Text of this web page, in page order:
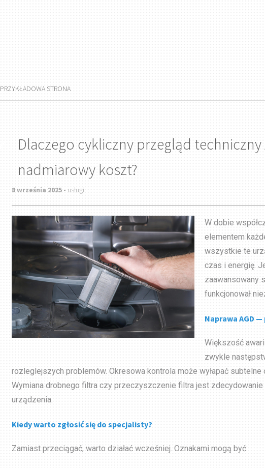
PRZYKŁADOWA STRONA
Dlaczego cykliczny przegląd
nadmiarowy koszt?
8 września 2025 - usługi
W dobie
elementem
wszystkie te
czas i energię.
zaawansowany
funkcjonował
Naprawa AGD
Większość
zwykle
rozleglejszych problemów. Okresowa kontrola może wyłapać
Wymiana drobnego filtra czy przeczyszczenie filtra jest
urządzenia.
Kiedy warto zgłosić się do specjalisty?
Zamiast przeciągać, warto działać wcześniej. Oznakami mogą być: